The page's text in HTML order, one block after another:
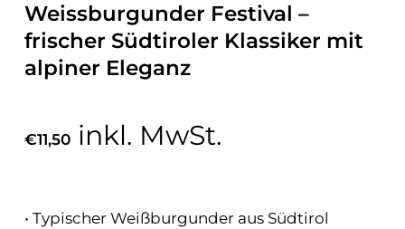
Weissburgunder Festival –
frischer Südtiroler Klassiker mit
alpiner Eleganz
€11,50 inkl. MwSt.
• Typischer Weißburgunder aus Südtirol